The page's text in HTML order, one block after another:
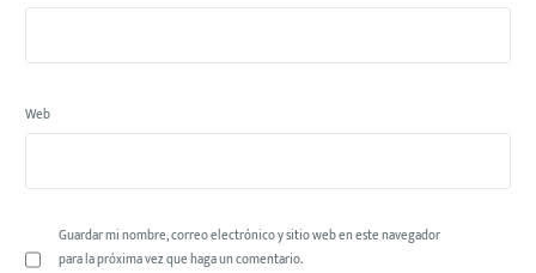
Web
Guardar mi nombre, correo electrónico y sitio web en este navegador
para la próxima vez que haga un comentario.